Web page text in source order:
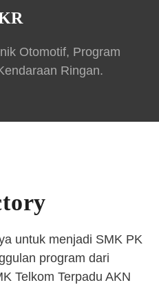
Otomotif, Program
Ringan.
untuk menjadi SMK PK
program dari
Telkom Terpadu AKN